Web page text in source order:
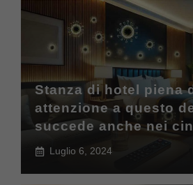
Stanza di hotel piena
attenzione a questo
succede anche nei
Luglio 6, 2024